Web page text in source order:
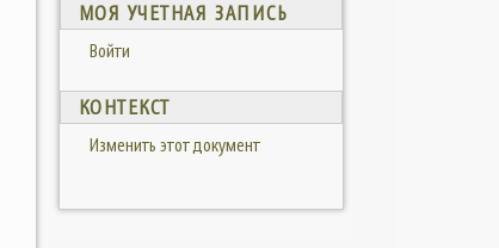
МОЯ УЧЕТНАЯ ЗАПИСЬ
Войти
КОНТЕКСТ
Изменить этот документ